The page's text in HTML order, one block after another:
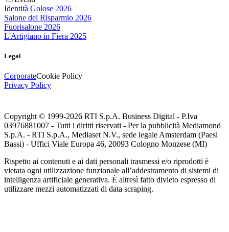
Identità Golose 2026
Salone del Risparmio 2026
Fuorisalone 2026
L'Artigiano in Fiera 2025
Legal
CorporateCookie Policy
Privacy Policy
Copyright © 1999-2026 RTI S.p.A. Business Digital - P.Iva
03976881007 - Tutti i diritti riservati - Per la pubblicità Mediamond
S.p.A. - RTI S.p.A., Mediaset N.V., sede legale Amsterdam (Paesi
Bassi) - Uffici Viale Europa 46, 20093 Cologno Monzese (MI)
Rispetto ai contenuti e ai dati personali trasmessi e/o riprodotti è
vietata ogni utilizzazione funzionale all’addestramento di sistemi di
intelligenza artificiale generativa. È altresì fatto divieto espresso di
utilizzare mezzi automatizzati di data scraping.